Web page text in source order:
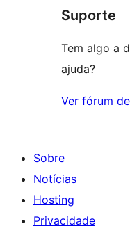
Suporte
Tem algo a
ajuda?
Ver fórum
Sobre
Notícias
Hosting
Privacidade